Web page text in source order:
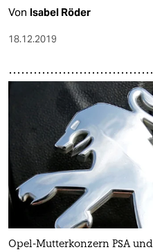
Von Isabel Röder
18.12.2019
Opel-Mutterkonzern PSA